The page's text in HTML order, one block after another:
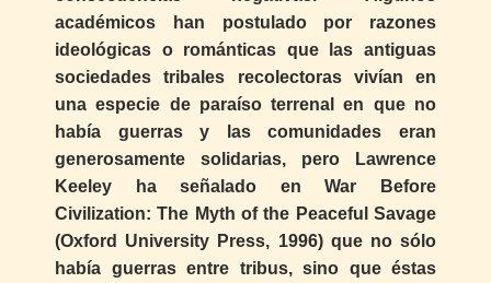
académicos han postulado por razones
ideológicas o románticas que las antiguas
sociedades tribales recolectoras vivían en
una especie de paraíso terrenal en que no
había guerras y las comunidades eran
generosamente solidarias, pero Lawrence
Keeley ha señalado en War Before
Civilization: The Myth of the Peaceful Savage
(Oxford University Press, 1996) que no sólo
había guerras entre tribus, sino que éstas